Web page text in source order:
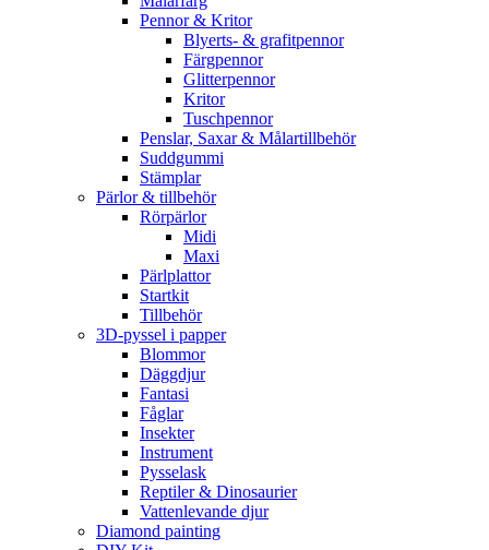
Pennor & Kritor
Blyerts- & grafitpennor
Färgpennor
Glitterpennor
Kritor
Tuschpennor
Penslar, Saxar & Målartillbehör
Suddgummi
Stämplar
Pärlor & tillbehör
Rörpärlor
Midi
Maxi
Pärlplattor
Startkit
Tillbehör
3D-pyssel i papper
Blommor
Däggdjur
Fantasi
Fåglar
Insekter
Instrument
Pysselask
Reptiler & Dinosaurier
Vattenlevande djur
Diamond painting